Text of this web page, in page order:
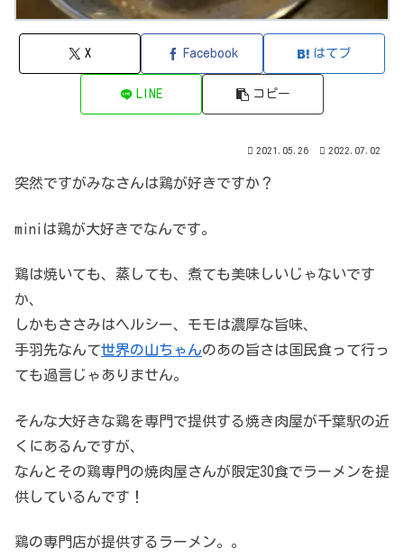
X Facebook はてブ
LINE コピー
2021.05.26 2022.07.02
突然ですがみなさんは鶏が好きですか？
miniは鶏が大好きでなんです。
鶏は焼いても、蒸しても、煮ても美味しいじゃないです
か、
しかもささみはヘルシー、モモは濃厚な旨味、
手羽先なんて世界の山ちゃんのあの旨さは国民食って行っ
ても過言じゃありません。
そんな大好きな鶏を専門で提供する焼き肉屋が千葉駅の近
くにあるんですが、
なんとその鶏専門の焼肉屋さんが限定30食でラーメンを提
供しているんです！
鶏の専門店が提供するラーメン。。